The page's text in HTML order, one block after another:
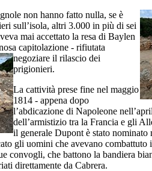
non hanno fatto nulla, se è
sull’isola, altri 3.000 in più di sei
mai accettato la resa di Baylen
capitolazione - rifiutata
negoziare il rilascio dei
prigionieri.
La cattività prese fine nel maggio
1814 - appena dopo
l’abdicazione di Napoleone
dell’armistizio tra la Francia e gli
il generale Dupont è stato
gli uomini che avevano combattuto
convogli, che battono la bandiera
direttamente da Cabrera.